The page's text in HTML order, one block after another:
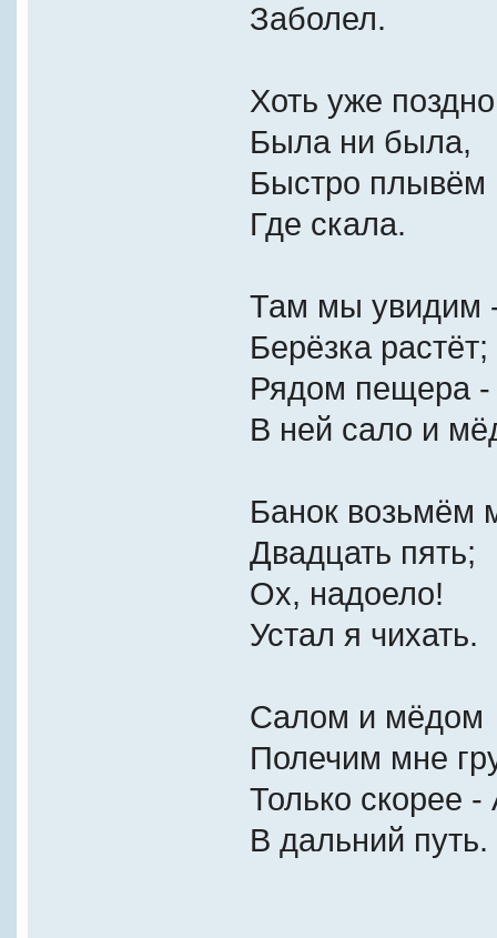
Заболел.
Хоть уже
Была ни была,
Быстро плывём
Где скала.
Там мы увидим
Берёзка растёт;
Рядом пещера -
В ней сало и
Банок
Двадцать пять;
Ох, надоело!
Устал я чихать.
Салом и мёдом
Полечим мне
Только скорее
В дальний путь.